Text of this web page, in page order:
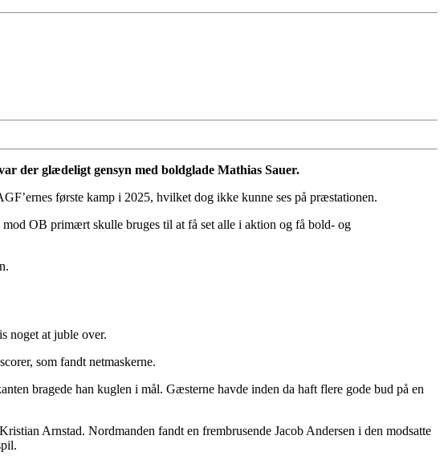
der glædeligt gensyn med boldglade Mathias Sauer.
første kamp i 2025, hvilket dog ikke kunne ses på præstationen.
OB primært skulle bruges til at få set alle i aktion og få bold- og
noget at juble over.
som fandt netmaskerne.
bragede han kuglen i mål. Gæsterne havde inden da haft flere gode bud på en
Arnstad. Nordmanden fandt en frembrusende Jacob Andersen i den modsatte